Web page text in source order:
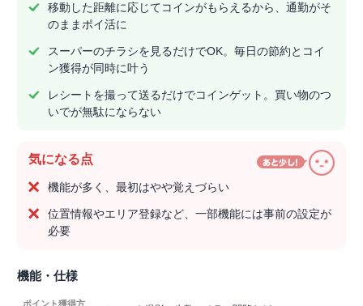
移動した距離に応じてコインがもらえるから、通勤がそ
のままポイ活に
スーパーのチラシを見るだけでOK。毎日の節約とコイ
ン獲得が同時に叶う
レシートを撮って送るだけでコインゲット。買い物のつ
いでが無駄にならない
気になる点
機能が多く、最初はやや覚えづらい
位置情報やエリア登録など、一部機能には事前の設定が
必要
機能・仕様
ポイント獲得方